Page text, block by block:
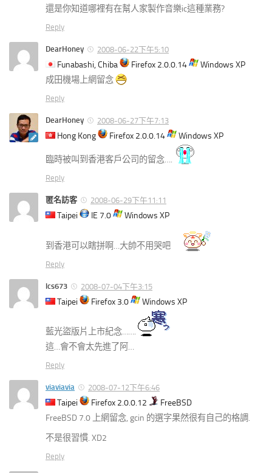
還是你知道哪裡有在幫人家製作音樂ic這種業務?
Reply
DearHoney 2008-06-22下午5:10
Funabashi, Chiba Firefox 2.0.0.14
Windows XP
成田機場上網留念
Reply
DearHoney 2008-06-27下午7:13
Hong Kong Firefox 2.0.0.14 Windows XP
臨時被叫到香港客戶公司的留念….
Reply
匿名訪客 2008-06-29下午11:11
Taipei IE 7.0 Windows XP
到香港可以瞎拼啊…大帥不用哭吧
Reply
lcs673 2008-07-04下午3:15
Taipei Firefox 3.0 Windows XP
藍光盜版片上市紀念…….
這…會不會太先進了阿…
Reply
viaviavia 2008-07-12下午6:46
Taipei Firefox 2.0.0.12
FreeBSD
FreeBSD 7.0 上網留念, gcin 的選字果然很有自己的格調.
不是很習慣. XD2
Reply